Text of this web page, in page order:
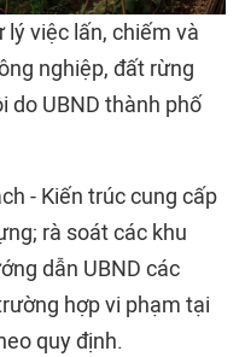
lý việc lấn, chiếm và
nghiệp, đất rừng
do UBND thành phố
- Kiến trúc cung cấp
rà soát các khu
dẫn UBND các
hợp vi phạm tại
quy định.